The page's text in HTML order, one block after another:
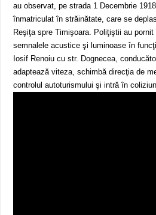
au observat, pe strada 1 Decembrie
înmatriculat în străinătate, care se
Reşiţa spre Timişoara. Poliţiştii au
semnalele acustice şi luminoase în
Iosif Renoiu cu str. Dognecea,
adaptează viteza, schimbă direcţia de
controlul autoturismului şi intră în